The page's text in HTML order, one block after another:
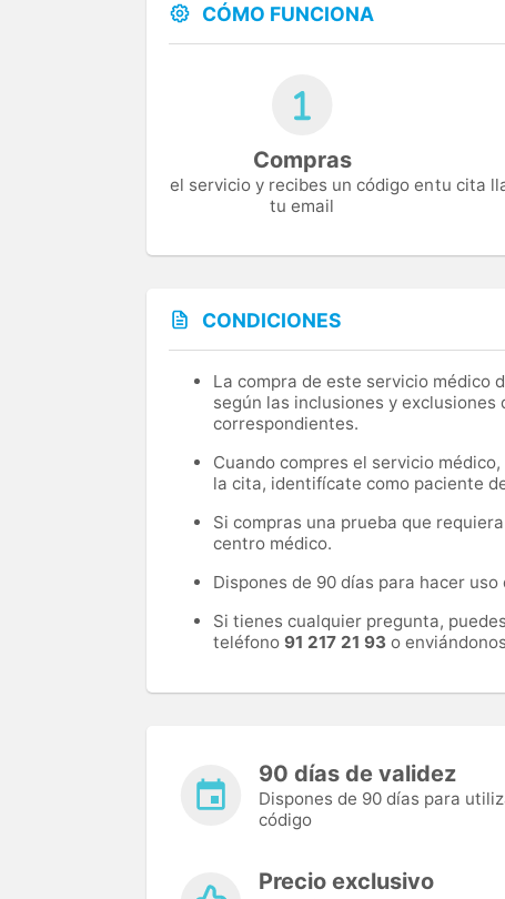
CÓMO FUNCIONA
Compras
el servicio y recibes un código en
tu email
tu cita
CONDICIONES
La compra de este servicio médico
según las inclusiones y
correspondientes.
Cuando compres el servicio
la cita, identifícate como paciente
Si compras una prueba que
centro médico.
Dispones de 90 días para hacer uso
Si tienes cualquier pregunta,
teléfono 91 217 21 93 o
90 días de validez
Dispones de 90 días para
código
Precio exclusivo